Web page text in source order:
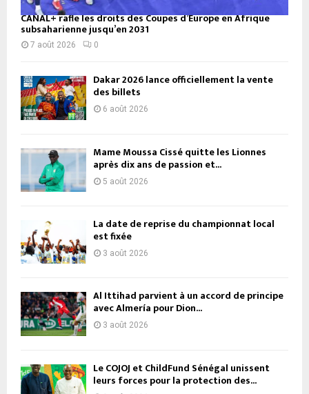
CANAL+ rafle les droits des Coupes d’Europe en Afrique
subsaharienne jusqu’en 2031
7 août 2026 0
Dakar 2026 lance officiellement la vente
des billets
6 août 2026
Mame Moussa Cissé quitte les Lionnes
après dix ans de passion et...
5 août 2026
La date de reprise du championnat local
est fixée
3 août 2026
Al Ittihad parvient à un accord de principe
avec Almería pour Dion...
3 août 2026
Le COJOJ et ChildFund Sénégal unissent
leurs forces pour la protection des...